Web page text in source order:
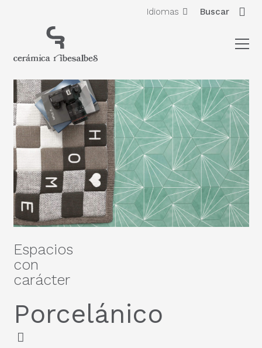
Idiomas Buscar
Espacios
con
carácter
Porcelánico